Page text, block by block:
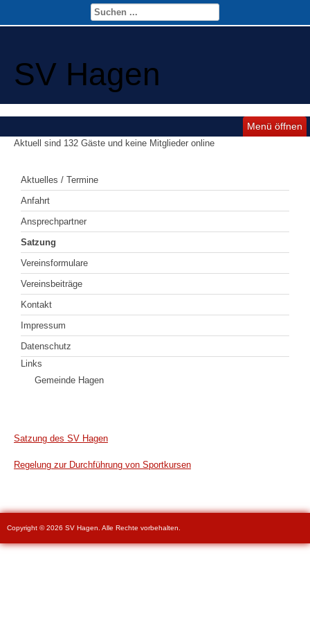
SV Hagen
Menü öffnen
Aktuell sind 132 Gäste und keine Mitglieder online
Aktuelles / Termine
Anfahrt
Ansprechpartner
Satzung
Vereinsformulare
Vereinsbeiträge
Kontakt
Impressum
Datenschutz
Links
Gemeinde Hagen
Satzung des SV Hagen
Regelung zur Durchführung von Sportkursen
Copyright © 2026 SV Hagen. Alle Rechte vorbehalten.